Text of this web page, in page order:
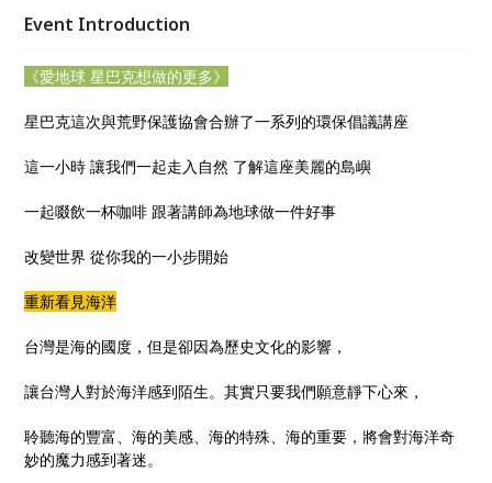
Event Introduction
《愛地球星巴克想做的更多》
星巴克這次與荒野保護協會合辦了一系列的環保倡議講座
這一小時 讓我們一起走入自然 了解這座美麗的島嶼
一起啜飲一杯咖啡 跟著講師為地球做一件好事
改變世界 從你我的一小步開始
重新看見海洋
台灣是海的國度，但是卻因為歷史文化的影響，
讓台灣人對於海洋感到陌生。其實只要我們願意靜下心來，
聆聽海的豐富、海的美感、海的特殊、海的重要，將會對海洋奇
妙的魔力感到著迷。